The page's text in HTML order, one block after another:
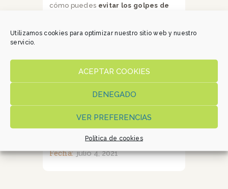
Utilizamos cookies para optimizar nuestro sitio web y nuestro
servicio.
ACEPTAR COOKIES
DENEGADO
VER PREFERENCIAS
Política de cookies
cómo puedes evitar los golpes de
Darle agua fresca de manera muy
acceso.
Intentar que siempre estén a la
sombra o en lugares ventilados.
Evitar el ejercicio intenso a horas de
más calor.
Darle de comer siempre a primera
hora o a última en el día.
Fecha: julio 4, 2021